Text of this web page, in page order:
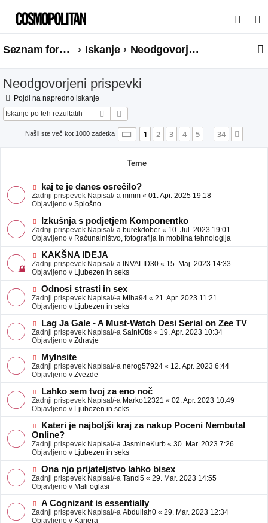
s
a
Seznam forumov Iskanje Neodgovorjeni prispevki
Neodgovorjeni prispevki
Pojdi na napredno iskanje
Iskanje
Našli ste več kot 1000 zadetka Stran 1od34
1 2 3 4 5 … 34
Teme
N
o
v
e
o
b
j
a
v
e
kaj te je danes osrečilo?
Zadnji prispevek Napisal/-a mmm « 01. Apr. 2025 19:18
Objavljeno v Splošno
N
o
v
e
o
b
j
a
v
e
Izkušnja s podjetjem Komponentko
Zadnji prispevek Napisal/-a burekdober « 10. Jul. 2023 19:01
Objavljeno v Računalništvo, fotografija in mobilna tehnologija
N
o
v
e
o
b
j
a
v
e
KAKŠNA IDEJA
Zadnji prispevek Napisal/-a INVALID30 « 15. Maj. 2023 14:33
Objavljeno v Ljubezen in seks
N
o
v
e
o
b
j
a
v
e
Odnosi strasti in sex
Zadnji prispevek Napisal/-a Miha94 « 21. Apr. 2023 11:21
Objavljeno v Ljubezen in seks
N
o
v
e
o
b
j
a
v
e
Lag Ja Gale - A Must-Watch Desi Serial on Zee TV
Zadnji prispevek Napisal/-a SaintOtis « 19. Apr. 2023 10:34
Objavljeno v Zdravje
N
o
v
e
o
b
j
a
v
e
MyInsite
Zadnji prispevek Napisal/-a nerog57924 « 12. Apr. 2023 6:44
Objavljeno v Zvezde
N
o
v
e
o
b
j
a
v
e
Lahko sem tvoj za eno noč
Zadnji prispevek Napisal/-a Marko12321 « 02. Apr. 2023 10:49
Objavljeno v Ljubezen in seks
N
o
v
e
o
b
j
a
v
Kateri je najboljši kraj za nakup Poceni Nembutal
Online?
Zadnji prispevek Napisal/-a JasmineKurb « 30. Mar. 2023 7:26
Objavljeno v Ljubezen in seks
N
o
v
e
o
b
j
Ona njo prijateljstvo lahko bisex
Zadnji prispevek Napisal/-a Tanci5 « 29. Mar. 2023 14:55
Objavljeno v Mali oglasi
N
o
v
A Cognizant is essentially
Zadnji prispevek Napisal/-a Abdullah0 « 29. Mar. 2023 12:34
Objavljeno v Kariera